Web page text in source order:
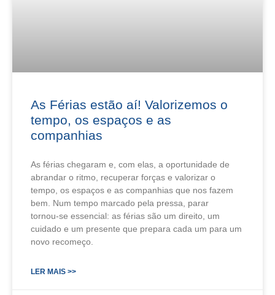
As Férias estão aí! Valorizemos o
tempo, os espaços e as
companhias
As férias chegaram e, com elas, a oportunidade de
abrandar o ritmo, recuperar forças e valorizar o
tempo, os espaços e as companhias que nos fazem
bem. Num tempo marcado pela pressa, parar
tornou‑se essencial: as férias são um direito, um
cuidado e um presente que prepara cada um para um
novo recomeço.
LER MAIS >>